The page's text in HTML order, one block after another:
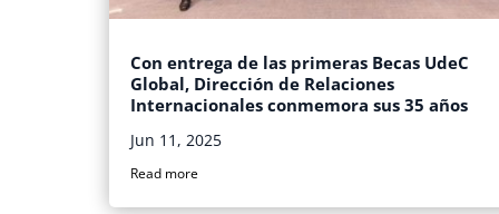
Con entrega de las primeras Becas UdeC
Global, Dirección de Relaciones
Internacionales conmemora sus 35 años
Jun 11, 2025
Read more